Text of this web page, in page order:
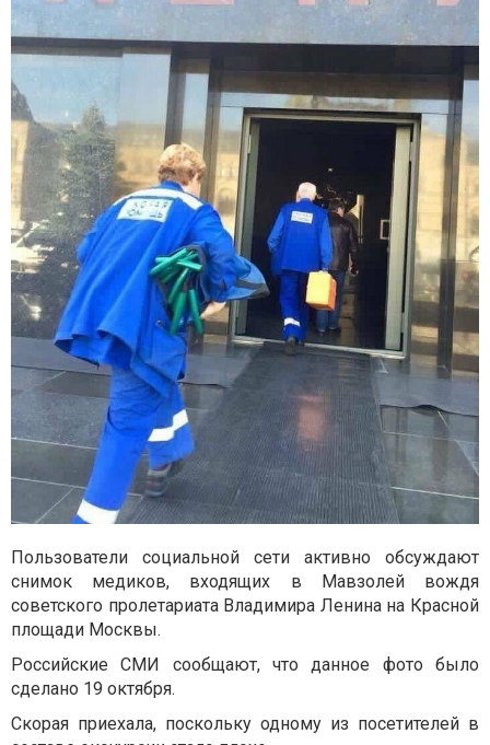
Пользователи социальной сети активно обсуждают
снимок медиков, входящих в Мавзолей вождя
советского пролетариата Владимира Ленина на Красной
площади Москвы.
Российские СМИ сообщают, что данное фото было
сделано 19 октября.
Скорая приехала, поскольку одному из посетителей в